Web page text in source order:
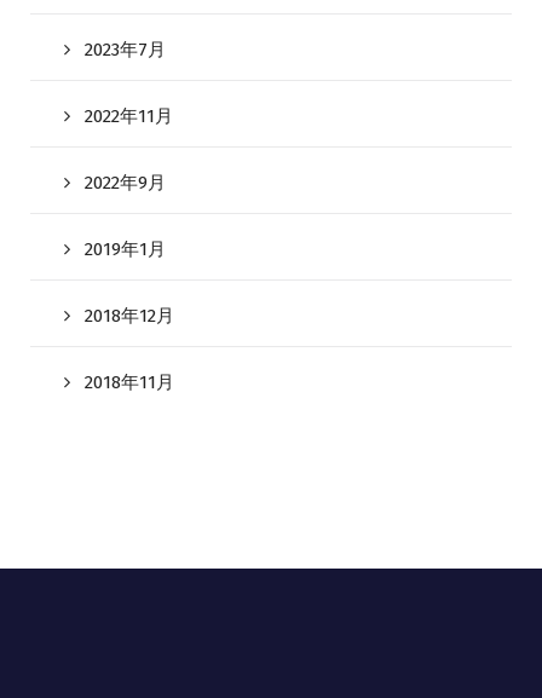
2023年7月
2022年11月
2022年9月
2019年1月
2018年12月
2018年11月